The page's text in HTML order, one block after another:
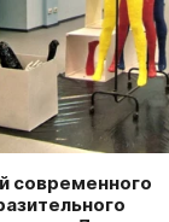
современного